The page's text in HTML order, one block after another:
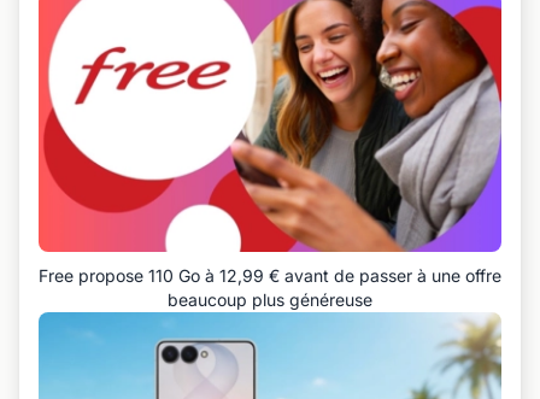
Free propose 110 Go à 12,99 € avant de passer à une offre
beaucoup plus généreuse